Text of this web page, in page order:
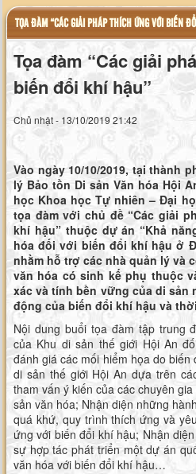
TỌA ĐÀM “CÁC GIẢI PHÁP THÍCH ỨNG VỚI BIẾN
Tọa đàm “Các giải
biến đổi khí hậu”
Chủ nhật - 13/10/2019 21:42
Vào ngày 10/10/2019, tại thành
lý Bảo tồn Di sản Văn hóa Hội
học Khoa học Tự nhiên – Đại
tọa đàm với chủ đề “Các giải
khí hậu” thuộc dự án “Khả
hóa đối với biến đổi khí hậu ở
nhằm hỗ trợ các nhà quản lý và
văn hóa có sinh kế phụ thuộc
xác và tính bền vững của di sản
động của biến đổi khí hậu và
Nội dung buổi tọa đàm tập trung
của Khu di sản thế giới Hội An
đánh giá các mối hiểm họa do
di sản thế giới Hội An dựa trên
tham vấn ý kiến của các chuyên
sản văn hóa; Nhận diện những
quá khứ, quy trình thích ứng và
ứng với biến đổi khí hậu; Nhận
sự hợp tác phát triển một dự án
văn hóa với biến đổi khí hậu…